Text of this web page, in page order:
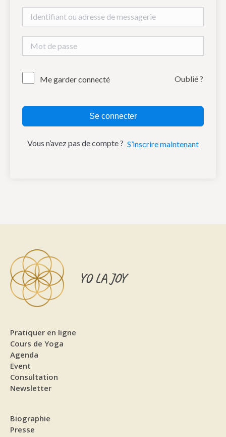
Me garder connecté Oublié ?
Se connecter
Vous n’avez pas de compte ? S’inscrire maintenant
YO LA JOY
Pratiquer en ligne
Cours de Yoga
Agenda
Event
Consultation
Newsletter
Biographie
Presse